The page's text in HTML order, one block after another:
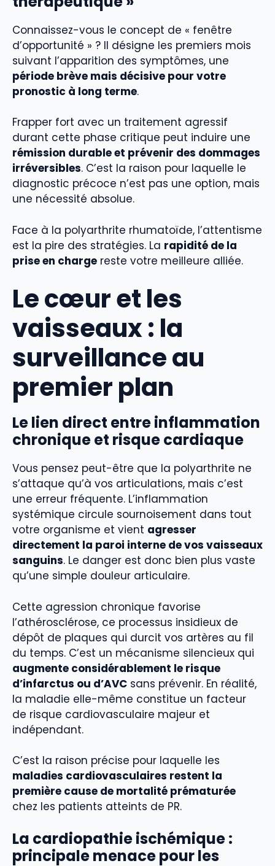
Connaissez-vous le concept de « fenêtre
d’opportunité » ? Il désigne les premiers mois
suivant l’apparition des symptômes, une
période brève mais décisive pour votre
pronostic à long terme.
Frapper fort avec un traitement agressif
durant cette phase critique peut induire une
rémission durable et prévenir des dommages
irréversibles. C’est la raison pour laquelle le
diagnostic précoce n’est pas une option, mais
une nécessité absolue.
Face à la polyarthrite rhumatoïde, l’attentisme
est la pire des stratégies. La rapidité de la
prise en charge reste votre meilleure alliée.
Le cœur et les
vaisseaux : la
surveillance au
premier plan
Le lien direct entre inflammation
chronique et risque cardiaque
Vous pensez peut-être que la polyarthrite ne
s’attaque qu’à vos articulations, mais c’est
une erreur fréquente. L’inflammation
systémique circule sournoisement dans tout
votre organisme et vient agresser
directement la paroi interne de vos vaisseaux
sanguins. Le danger est donc bien plus vaste
qu’une simple douleur articulaire.
Cette agression chronique favorise
l’athérosclérose, ce processus insidieux de
dépôt de plaques qui durcit vos artères au fil
du temps. C’est un mécanisme silencieux qui
augmente considérablement le risque
d’infarctus ou d’AVC sans prévenir. En réalité,
la maladie elle-même constitue un facteur
de risque cardiovasculaire majeur et
indépendant.
C’est la raison précise pour laquelle les
maladies cardiovasculaires restent la
première cause de mortalité prématurée
chez les patients atteints de PR.
La cardiopathie ischémique :
principale menace pour les